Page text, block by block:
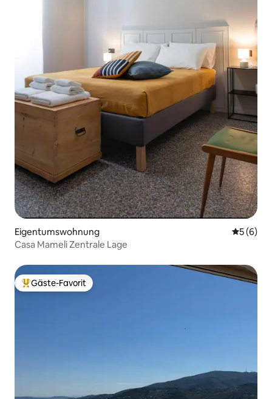
Eigentumswohnung
5 (6)
Casa Mameli Zentrale Lage
Beliebter Gäste-Favorit.
Gäste-Favorit